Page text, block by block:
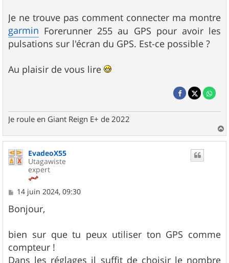
Je ne trouve pas comment connecter ma montre
garmin Forerunner 255 au GPS pour avoir les
pulsations sur l'écran du GPS. Est-ce possible ?
Au plaisir de vous lire
Je roule en Giant Reign E+ de 2022
a
u
EvadeoX55
Utagawiste
expert
M
s
s
g
e
14 juin 2024, 09:30
Bonjour,
bien sur que tu peux utiliser ton GPS comme
compteur !
Dans les réglages il suffit de choisir le nombre